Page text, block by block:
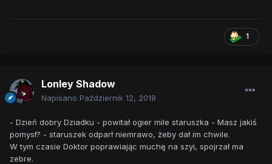
1
Lonley Shadow
Napisano Październik 12, 2018
- Dzień dobry Dziadku - powitał ogier mile staruszka - Masz jakiś
pomysł? - staruszek odparł niemrawo, żeby dał im chwile.
W tym czasie Doktor poprawiając muchę na szyi, spojrzał ma
zebre.